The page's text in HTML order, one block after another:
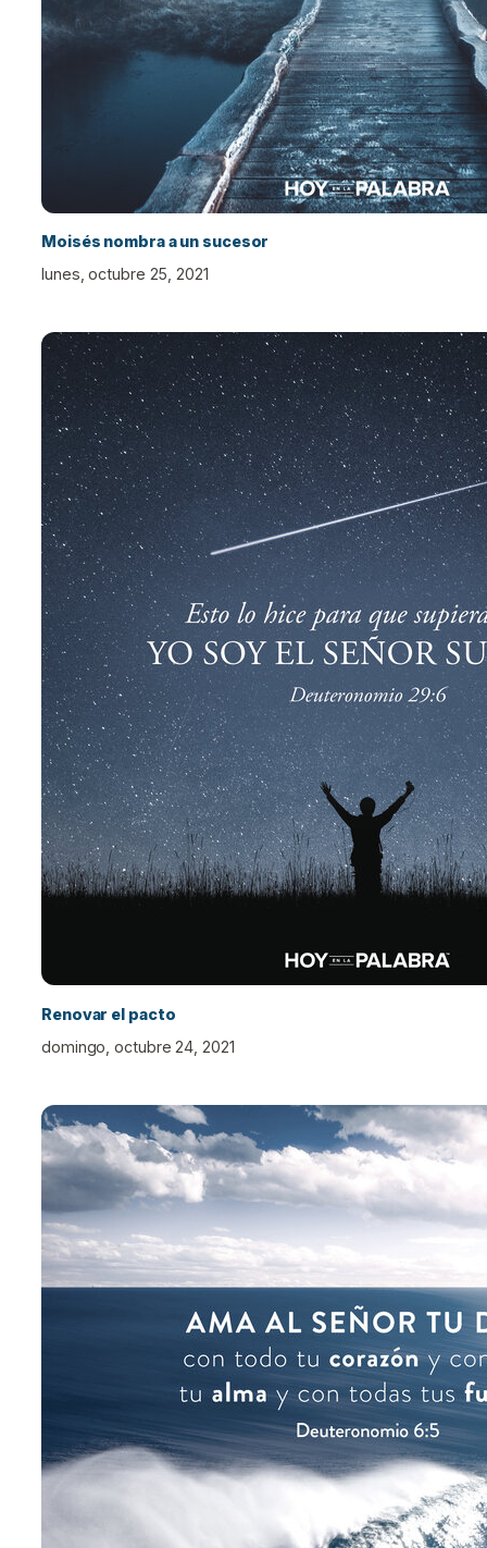
Moisés nombra a un sucesor
lunes, octubre 25, 2021
Renovar el pacto
domingo, octubre 24, 2021